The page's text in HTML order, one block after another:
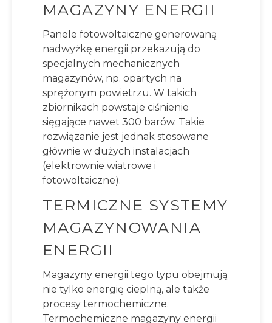
MAGAZYNY ENERGII
Panele fotowoltaiczne generowaną
nadwyżkę energii przekazują do
specjalnych mechanicznych
magazynów, np. opartych na
sprężonym powietrzu. W takich
zbiornikach powstaje ciśnienie
sięgające nawet 300 barów. Takie
rozwiązanie jest jednak stosowane
głównie w dużych instalacjach
(elektrownie wiatrowe i
fotowoltaiczne).
TERMICZNE SYSTEMY
MAGAZYNOWANIA
ENERGII
Magazyny energii tego typu obejmują
nie tylko energię cieplną, ale także
procesy termochemiczne.
Termochemiczne magazyny energii